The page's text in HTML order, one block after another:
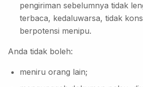
pengiriman sebelumnya tidak
terbaca, kedaluwarsa, tidak
berpotensi menipu.
Anda tidak boleh:
meniru orang lain;